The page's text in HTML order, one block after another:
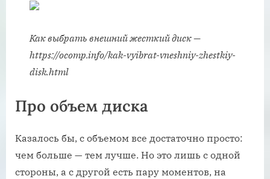
Как выбрать внешний жесткий диск —
https://ocomp.info/kak-vyibrat-vneshniy-zhestkiy-
disk.html
Про объем диска
Казалось бы, с объемом все достаточно просто:
чем больше — тем лучше. Но это лишь с одной
стороны, а с другой есть пару моментов, на